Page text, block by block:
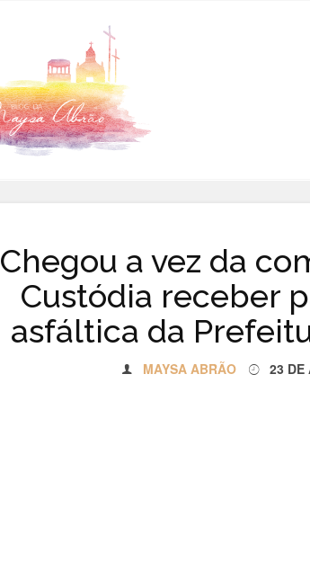
Chegou a vez da
Custódia receber
asfáltica da
MAYSA ABRÃO 23 DE